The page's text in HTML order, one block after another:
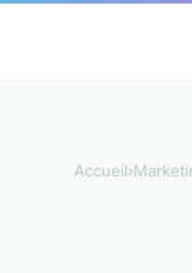
Accueil›